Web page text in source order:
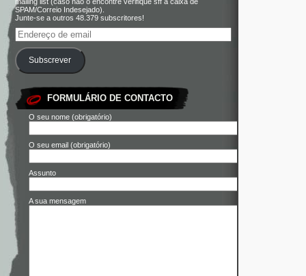
SPAM/Correio Indesejado).
Junte-se a outros 48.379 subscritores!
Subscrever
FORMULÁRIO DE CONTACTO
O seu nome (obrigatório)
O seu email (obrigatório)
Assunto
A sua mensagem